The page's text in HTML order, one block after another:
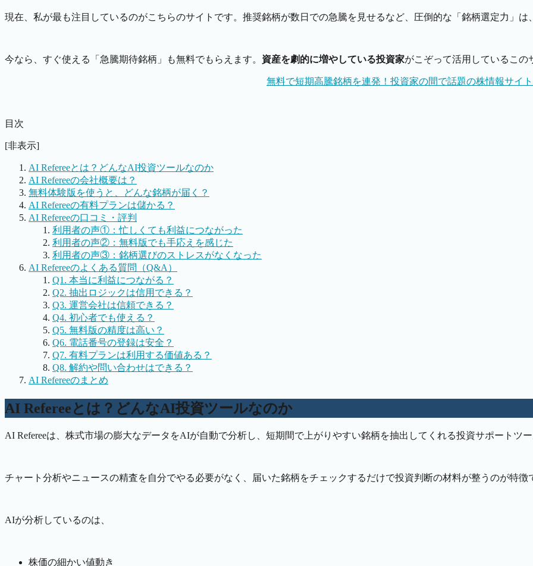
現在、私が最も注目しているのがこちらのサイトです。推奨銘柄が数日での急騰を見せるなど、圧倒的な「銘柄選定力」は
今なら、すぐ使える「急騰期待銘柄」も無料でもらえます。 資産を劇的に増やしている投資家がこぞって活用しているこの
無料で短期高騰銘柄を連発！投資家の間で話題の株情報サイト
目次
[非表示]
AI Refereeとは？どんなAI投資ツールなのか
AI Refereeの会社概要は？
無料体験版を使うと、どんな銘柄が届く？
AI Refereeの有料プランは儲かる？
AI Refereeの口コミ・評判
利用者の声①：忙しくても利益につながった
利用者の声②：無料版でも手応えを感じた
利用者の声③：銘柄選びのストレスがなくなった
AI Refereeのよくある質問（Q&A）
Q1. 本当に利益につながる？
Q2. 抽出ロジックは信用できる？
Q3. 運営会社は信頼できる？
Q4. 初心者でも使える？
Q5. 無料版の精度は高い？
Q6. 電話番号の登録は安全？
Q7. 有料プランは利用する価値ある？
Q8. 解約や問い合わせはできる？
AI Refereeのまとめ
AI Refereeとは？どんなAI投資ツールなのか
AI Refereeは、株式市場の膨大なデータをAIが自動で分析し、短期間で上がりやすい銘柄を抽出してくれる投資サポートツ
チャート分析やニュースの精査を自分でやる必要がなく、届いた銘柄をチェックするだけで投資判断の材料が整うのが特徴
AIが分析しているのは、
株価の細かい値動き